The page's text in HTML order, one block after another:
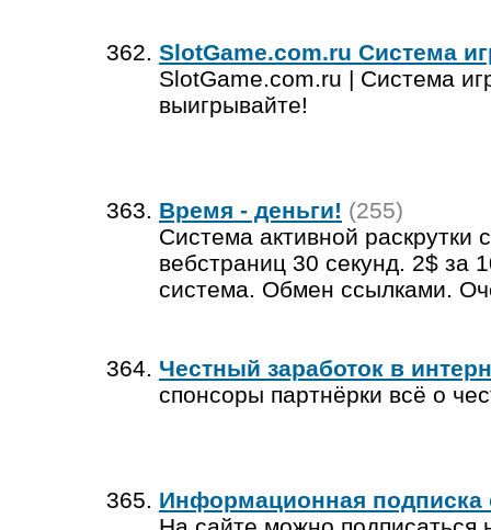
SlotGame.com.ru Система
SlotGame.com.ru | Система
выигрывайте!
Время - деньги! (255)
Система активной
вебстраниц 30 секунд. 2$ за
система. Обмен ссылками.
Честный заработок в
спонсоры партнёрки всё о
Информационная подписка